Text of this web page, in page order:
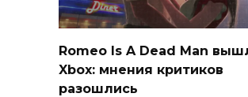
Romeo Is A Dead Man
Xbox: мнения критиков
разошлись